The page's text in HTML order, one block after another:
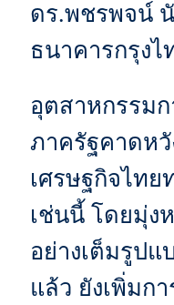
ดร.พชรพจน์
ธนาคารกรุงไ
อุตสาหกรรม
ภาครัฐคาดห
เศรษฐกิจไท
เช่นนี้ โดยมุ่ง
อย่างเต็มรูปแ
แล้ว ยังเพิ่มก